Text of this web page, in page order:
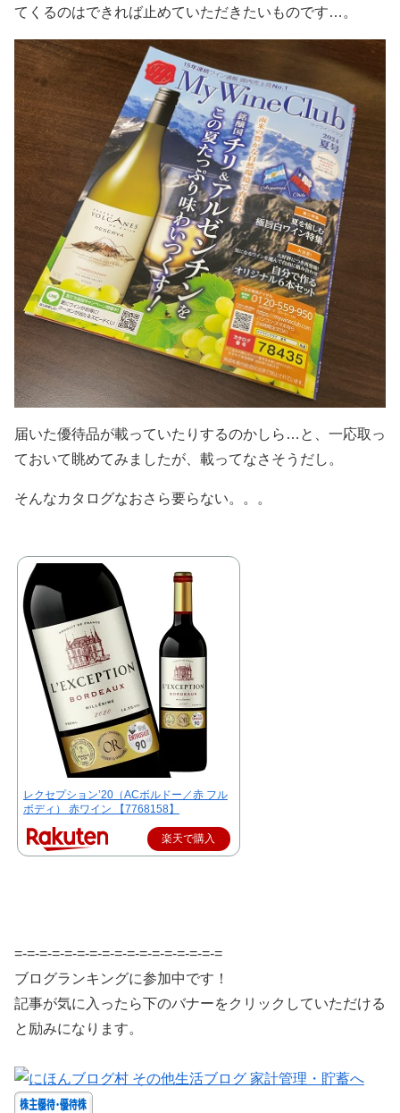
てくるのはできれば止めていただきたいものです…。
届いた優待品が載っていたりするのかしら…と、一応取っ
ておいて眺めてみましたが、載ってなさそうだし。
そんなカタログなおさら要らない。。。
レクセプション’20（ACボルドー／赤 フル
ボディ） 赤ワイン 【7768158】
楽天で購入
=-=-=-=-=-=-=-=-=-=-=-=-=-=-=-=-=
ブログランキングに参加中です！
記事が気に入ったら下のバナーをクリックしていただける
と励みになります。